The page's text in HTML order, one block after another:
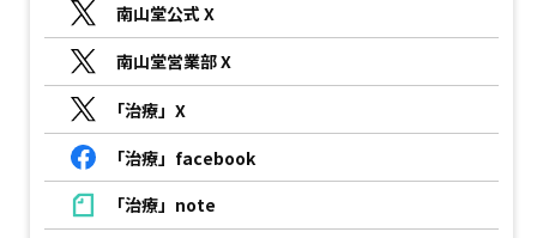
南山堂公式 X
南山堂営業部 X
「治療」X
「治療」facebook
「治療」note